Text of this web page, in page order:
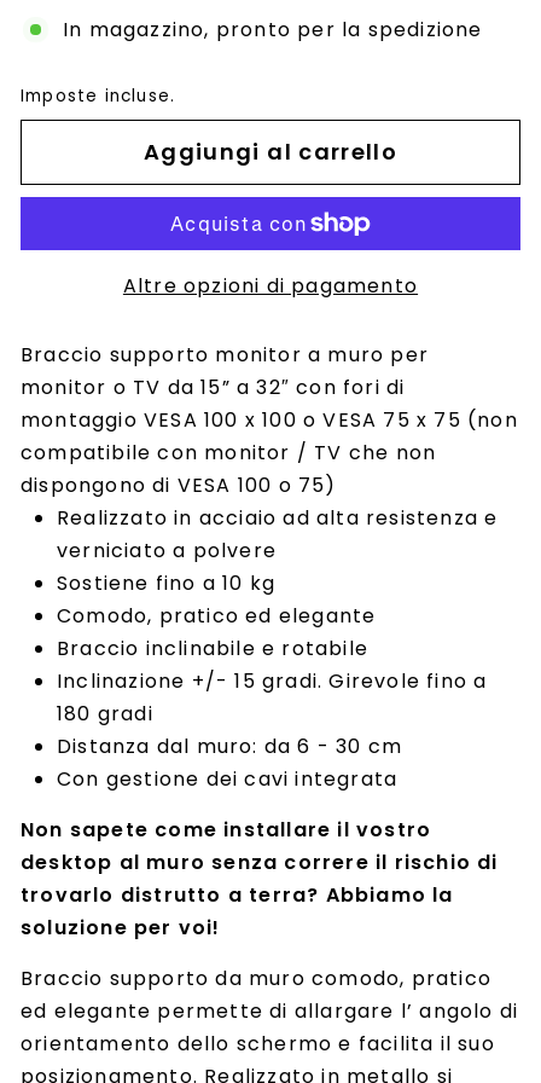
In magazzino, pronto per la spedizione
Imposte incluse.
Aggiungi al carrello
Altre opzioni di pagamento
Braccio supporto monitor a muro per
monitor o TV da 15” a 32″ con fori di
montaggio VESA 100 x 100 o VESA 75 x 75 (non
compatibile con monitor / TV che non
dispongono di VESA 100 o 75)
Realizzato in acciaio ad alta resistenza e
verniciato a polvere
Sostiene fino a 10 kg
Comodo, pratico ed elegante
Braccio inclinabile e rotabile
Inclinazione +/- 15 gradi. Girevole fino a
180 gradi
Distanza dal muro: da 6 - 30 cm
Con gestione dei cavi integrata
Non sapete come installare il vostro
desktop al muro senza correre il rischio di
trovarlo distrutto a terra? Abbiamo la
soluzione per voi!
Braccio supporto da muro comodo, pratico
ed elegante permette di allargare l’ angolo di
orientamento dello schermo e facilita il suo
posizionamento. Realizzato in metallo si